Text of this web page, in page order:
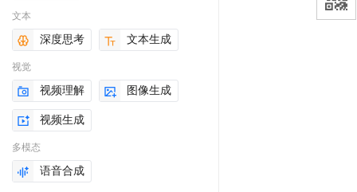
文本
深度思考 文本生成
视觉
视频理解 图像生成
视频生成
多模态
语音合成